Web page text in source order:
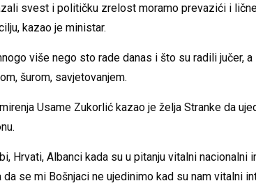
svest i političku zrelost moramo prevazići i
kazao je ministar.
više nego sto rade danas i što su radili jučer,
šurom, savjetovanjem.
Usame Zukorlić kazao je želja Stranke da
Hrvati, Albanci kada su u pitanju vitalni nacionalni
se mi Bošnjaci ne ujedinimo kad su nam vitalni